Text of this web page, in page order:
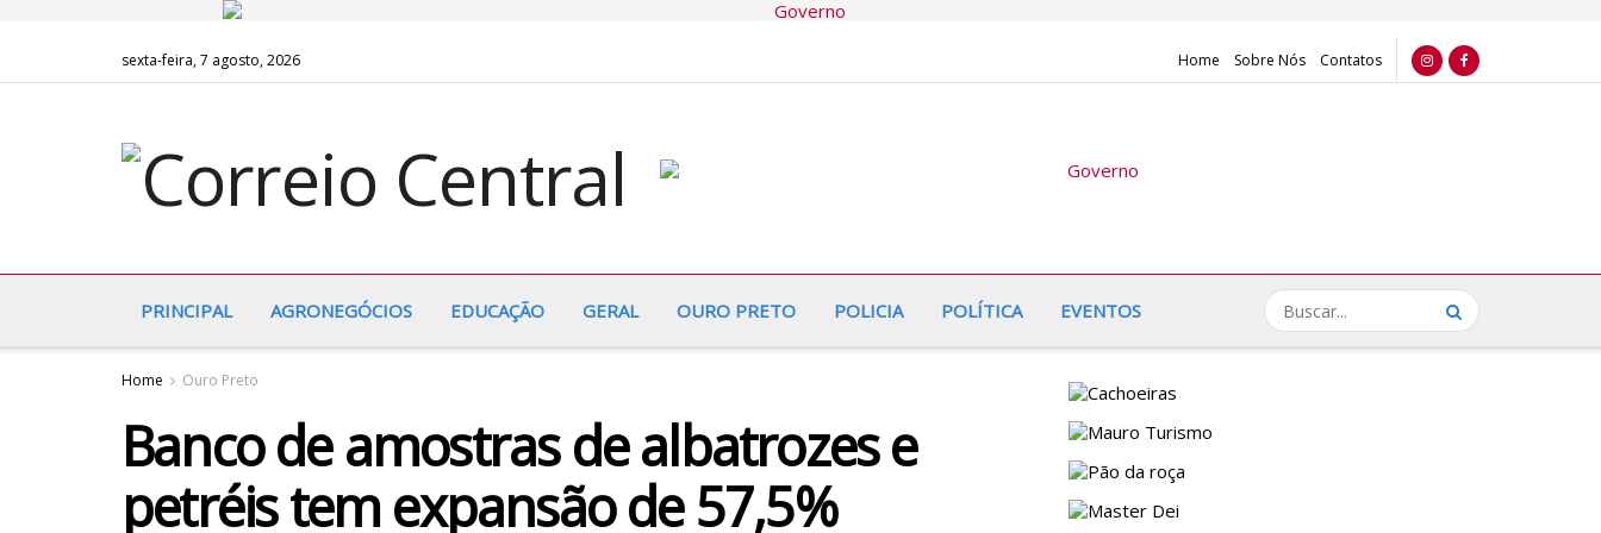
sexta-feira, 7 agosto, 2026 Home Sobre Nós Contatos
PRINCIPAL AGRONEGÓCIOS EDUCAÇÃO GERAL OURO PRETO POLICIA POLÍTICA EVENTOS
Home Ouro Preto
Banco de amostras de albatrozes e
petréis tem expansão de 57,5%